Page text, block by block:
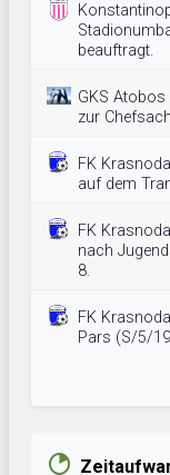
beauftragt.
GKS
zur
FK
auf dem
FK
nach
8.
FK
Pars (S/5/